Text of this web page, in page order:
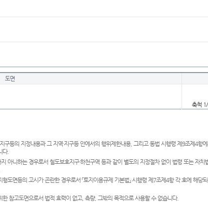
도면
축척 1/
구등의 지정내용과 그 지역·지구등 안에서의 행위제한내용, 그리고 동법 시행령 제9조제4항
다.
지 아니하는 경우로서 철도보호지구·하천구역 등과 같이 별도의 지정절차 없이 법령 또는 자
형도면등의 고시가 곤란한 경우로서 「토지이용규제 기본법」 시행령 제7조제4항 각 호에 해
참고도면으로서 법적 효력이 없고, 측량, 그밖의 목적으로 사용할 수 없습니다.